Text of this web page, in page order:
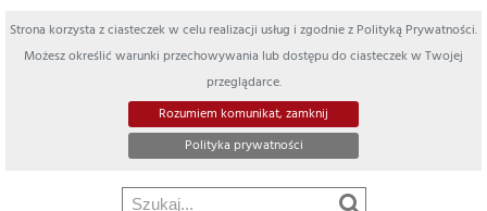
Strona korzysta z ciasteczek w celu realizacji usług i zgodnie z Polityką Prywatności.
Możesz określić warunki przechowywania lub dostępu do ciasteczek w Twojej
przeglądarce.
Rozumiem komunikat, zamknij
Polityka prywatności